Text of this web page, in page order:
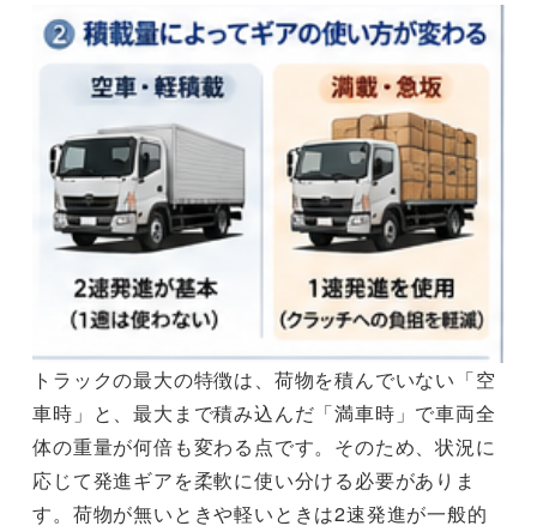
トラックの最大の特徴は、荷物を積んでいない「空
車時」と、最大まで積み込んだ「満車時」で車両全
体の重量が何倍も変わる点です。そのため、状況に
応じて発進ギアを柔軟に使い分ける必要がありま
す。荷物が無いときや軽いときは2速発進が一般的